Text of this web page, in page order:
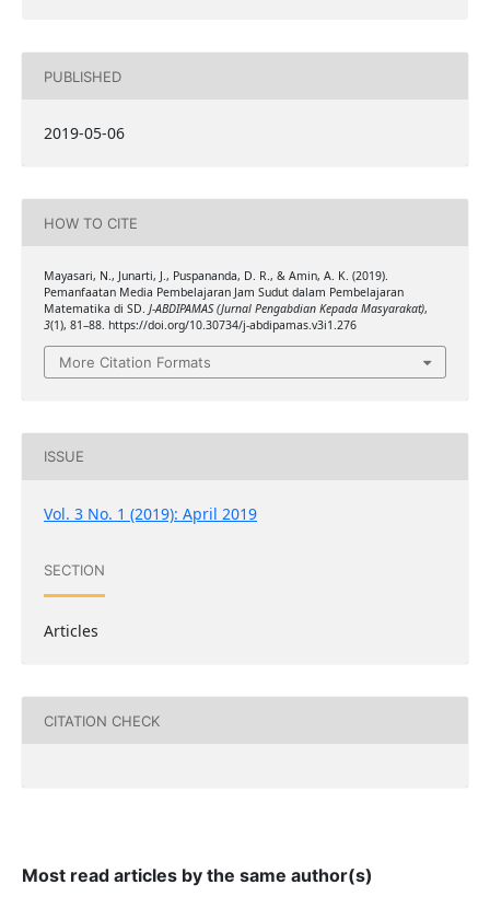
PUBLISHED
2019-05-06
HOW TO CITE
Mayasari, N., Junarti, J., Puspananda, D. R., & Amin, A. K. (2019).
Pemanfaatan Media Pembelajaran Jam Sudut dalam Pembelajaran
Matematika di SD. J-ABDIPAMAS (Jurnal Pengabdian Kepada Masyarakat),
3(1), 81–88. https://doi.org/10.30734/j-abdipamas.v3i1.276
More Citation Formats
ISSUE
Vol. 3 No. 1 (2019): April 2019
SECTION
Articles
CITATION CHECK
Most read articles by the same author(s)